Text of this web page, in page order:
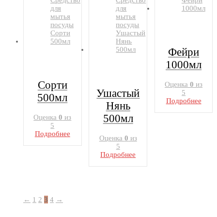
Сорти
500мл
Оценка0 из
5
Подробнее
Ушастый
Нянь
500мл
Оценка 0 из
5
Подробнее
Фейри
1000мл
Оценка0 из
5
Подробнее
← 1 2 3 4 →